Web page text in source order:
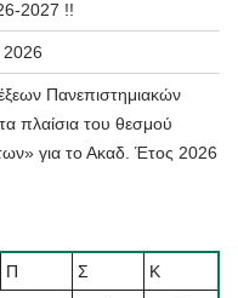
2027 !!
2026
Πανεπιστημιακών
πλαίσια του θεσμού
για το Ακαδ. Έτος 2026
Π Σ
Κ